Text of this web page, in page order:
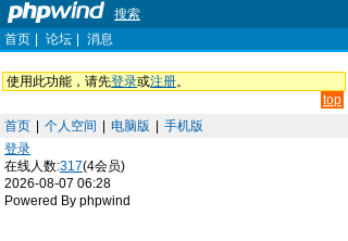
搜索
首页
论坛 消息
使用此功能，请先登录或注册。
top
首页
个人空间 电脑版
手机版
登录
在线人数:317(4会员)
2026-08-07 06:28
Powered By phpwind